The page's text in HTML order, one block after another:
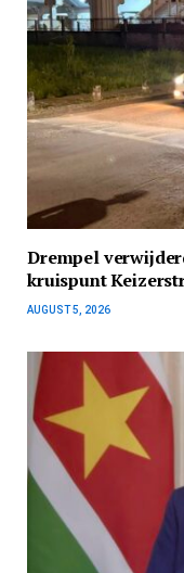
Drempel
kruispunt
AUGUST 5, 2026